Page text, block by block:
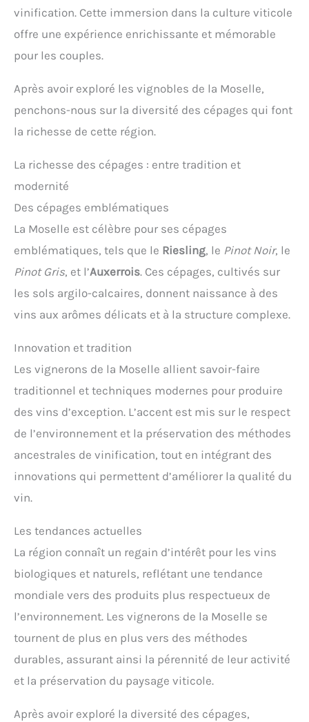
vinification. Cette immersion dans la culture viticole
offre une expérience enrichissante et mémorable
pour les couples.
Après avoir exploré les vignobles de la Moselle,
penchons-nous sur la diversité des cépages qui font
la richesse de cette région.
La richesse des cépages : entre tradition et
modernité
Des cépages emblématiques
La Moselle est célèbre pour ses cépages
emblématiques, tels que le Riesling, le Pinot Noir, le
Pinot Gris, et l’Auxerrois. Ces cépages, cultivés sur
les sols argilo-calcaires, donnent naissance à des
vins aux arômes délicats et à la structure complexe.
Innovation et tradition
Les vignerons de la Moselle allient savoir-faire
traditionnel et techniques modernes pour produire
des vins d’exception. L’accent est mis sur le respect
de l’environnement et la préservation des méthodes
ancestrales de vinification, tout en intégrant des
innovations qui permettent d’améliorer la qualité du
vin.
Les tendances actuelles
La région connaît un regain d’intérêt pour les vins
biologiques et naturels, reflétant une tendance
mondiale vers des produits plus respectueux de
l’environnement. Les vignerons de la Moselle se
tournent de plus en plus vers des méthodes
durables, assurant ainsi la pérennité de leur activité
et la préservation du paysage viticole.
Après avoir exploré la diversité des cépages,